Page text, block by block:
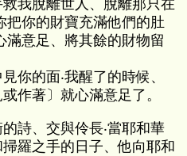
我脫離世人、脫離那只在
把你的財寶充滿他們的肚
滿意足、將其餘的財物留
你的面‧我醒了的時候、
作著〕就心滿意足了。
的詩、交與伶長‧當耶和華
羅之手的日子、他向耶和